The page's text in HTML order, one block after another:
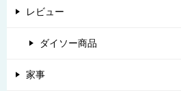
レビュー
ダイソー商品
家事